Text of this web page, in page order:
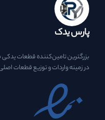
پارس یدک
در زمینه واردات و توزیع قطعات